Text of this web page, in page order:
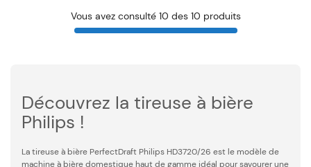
Vous avez consulté 10 des 10 produits
Découvrez la tireuse à bière
Philips !
La tireuse à bière PerfectDraft Philips HD3720/26 est le modèle de
machine à bière domestique haut de gamme idéal pour savourer une